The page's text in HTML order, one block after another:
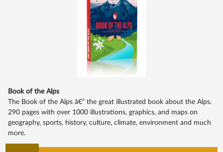
Book of the Alps
The Book of the Alps â€“ the great illustrated book about the Alps.
290 pages with over 1000 illustrations, graphics, and maps on
geography, sports, history, culture, climate, environment and much
more.